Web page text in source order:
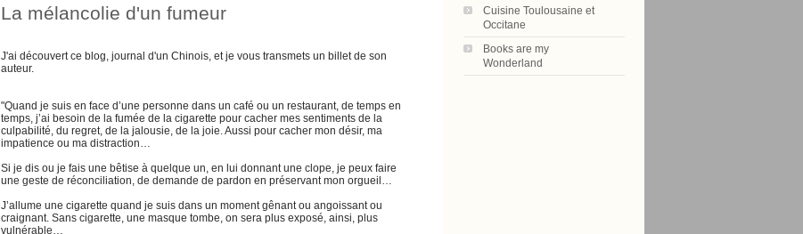
Cuisine Toulousaine et
Occitane
Books are my
Wonderland
La mélancolie d'un fumeur
J'ai découvert ce blog, journal d'un Chinois, et je vous transmets un billet de son
auteur.
"Quand je suis en face d’une personne dans un café ou un restaurant, de temps en
temps, j’ai besoin de la fumée de la cigarette pour cacher mes sentiments de la
culpabilité, du regret, de la jalousie, de la joie. Aussi pour cacher mon désir, ma
impatience ou ma distraction…
Si je dis ou je fais une bêtise à quelque un, en lui donnant une clope, je peux faire
une geste de réconciliation, de demande de pardon en préservant mon orgueil…
J’allume une cigarette quand je suis dans un moment gênant ou angoissant ou
craignant. Sans cigarette, une masque tombe, on sera plus exposé, ainsi, plus
vulnérable…